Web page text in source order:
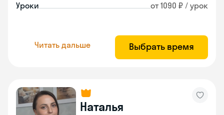
Уроки от 1090 ₽ / урок
Читать дальше Выбрать время
Наталья